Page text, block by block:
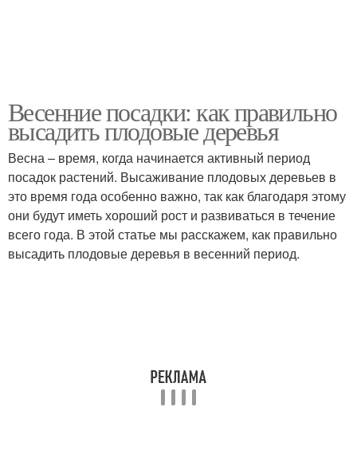
Весенние посадки: как правильно
высадить плодовые деревья
Весна – время, когда начинается активный период
посадок растений. Высаживание плодовых деревьев в
это время года особенно важно, так как благодаря этому
они будут иметь хороший рост и развиваться в течение
всего года. В этой статье мы расскажем, как правильно
высадить плодовые деревья в весенний период.